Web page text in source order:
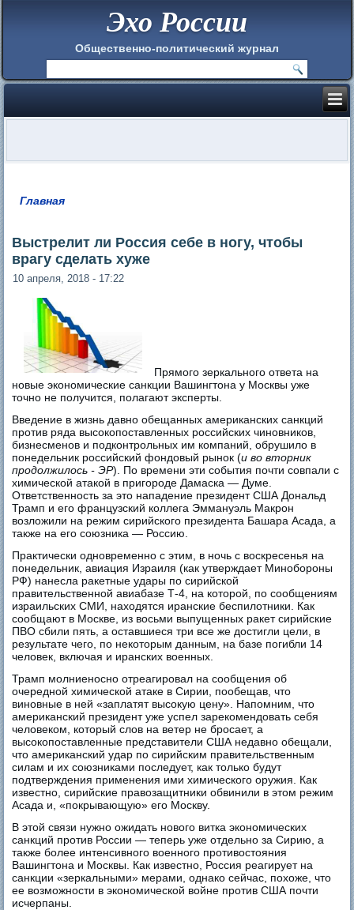
Эхо России
Общественно-политический журнал
Главная
Выстрелит ли Россия себе в ногу, чтобы
врагу сделать хуже
10 апреля, 2018 - 17:22
Прямого зеркального ответа на
новые экономические санкции Вашингтона у Москвы уже
точно не получится, полагают эксперты.
Введение в жизнь давно обещанных американских санкций
против ряда высокопоставленных российских чиновников,
бизнесменов и подконтрольных им компаний, обрушило в
понедельник российский фондовый рынок (и во вторник
продолжилось - ЭР). По времени эти события почти совпали с
химической атакой в пригороде Дамаска — Думе.
Ответственность за это нападение президент США Дональд
Трамп и его французский коллега Эммануэль Макрон
возложили на режим сирийского президента Башара Асада, а
также на его союзника — Россию.
Практически одновременно с этим, в ночь с воскресенья на
понедельник, авиация Израиля (как утверждает Минобороны
РФ) нанесла ракетные удары по сирийской
правительственной авиабазе Т-4, на которой, по сообщениям
израильских СМИ, находятся иранские беспилотники. Как
сообщают в Москве, из восьми выпущенных ракет сирийские
ПВО сбили пять, а оставшиеся три все же достигли цели, в
результате чего, по некоторым данным, на базе погибли 14
человек, включая и иранских военных.
Трамп молниеносно отреагировал на сообщения об
очередной химической атаке в Сирии, пообещав, что
виновные в ней «заплатят высокую цену». Напомним, что
американский президент уже успел зарекомендовать себя
человеком, который слов на ветер не бросает, а
высокопоставленные представители США недавно обещали,
что американский удар по сирийским правительственным
силам и их союзниками последует, как только будут
подтверждения применения ими химического оружия. Как
известно, сирийские правозащитники обвинили в этом режим
Асада и, «покрывающую» его Москву.
В этой связи нужно ожидать нового витка экономических
санкций против России — теперь уже отдельно за Сирию, а
также более интенсивного военного противостояния
Вашингтона и Москвы. Как известно, Россия реагирует на
санкции «зеркальными» мерами, однако сейчас, похоже, что
ее возможности в экономической войне против США почти
исчерпаны.